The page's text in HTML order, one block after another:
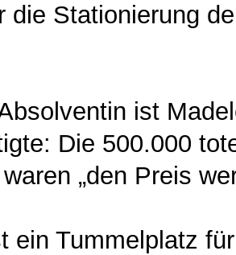
die Stationierung
ist
Die 500.000
„den Preis
ein Tummelplatz